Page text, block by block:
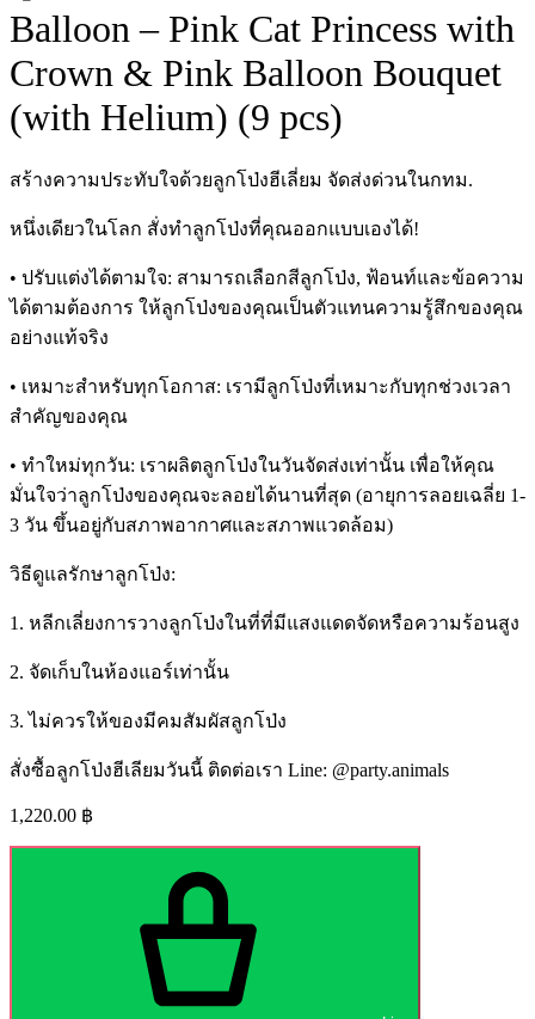
Balloon – Pink Cat Princess with
Crown & Pink Balloon Bouquet
(with Helium) (9 pcs)
สร้างความประทับใจด้วยลูกโป่งฮีเลี่ยม จัดส่งด่วนในกทม.
หนึ่งเดียวในโลก สั่งทำลูกโป่งที่คุณออกแบบเองได้!
• ปรับแต่งได้ตามใจ: สามารถเลือกสีลูกโป่ง, ฟ้อนท์และข้อความ
ได้ตามต้องการ ให้ลูกโป่งของคุณเป็นตัวแทนความรู้สึกของคุณ
อย่างแท้จริง
• เหมาะสำหรับทุกโอกาส: เรามีลูกโป่งที่เหมาะกับทุกช่วงเวลา
สำคัญของคุณ
• ทำใหม่ทุกวัน: เราผลิตลูกโป่งในวันจัดส่งเท่านั้น เพื่อให้คุณ
มั่นใจว่าลูกโป่งของคุณจะลอยได้นานที่สุด (อายุการลอยเฉลี่ย 1-
3 วัน ขึ้นอยู่กับสภาพอากาศและสภาพแวดล้อม)
วิธีดูแลรักษาลูกโป่ง:
1. หลีกเลี่ยงการวางลูกโป่งในที่ที่มีแสงแดดจัดหรือความร้อนสูง
2. จัดเก็บในห้องแอร์เท่านั้น
3. ไม่ควรให้ของมีคมสัมผัสลูกโป่ง
สั่งซื้อลูกโป่งฮีเลียมวันนี้ ติดต่อเรา Line: @party.animals
1,220.00 ฿